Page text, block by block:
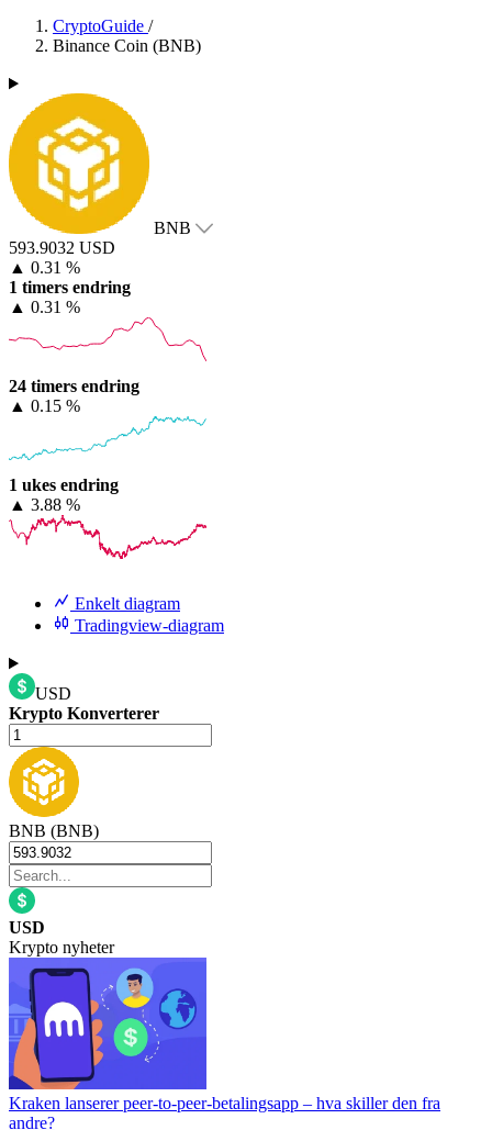
CryptoGuide /
Binance Coin (BNB)
BNB
593.9032 USD
▲ 0.31 %
1 timers endring
▲ 0.31 %
24 timers endring
▲ 0.15 %
1 ukes endring
▲ 3.88 %
Enkelt diagram
Tradingview-diagram
USD
Krypto Konverterer
BNB (BNB)
USD
Krypto nyheter
Kraken lanserer peer-to-peer-betalingsapp – hva skiller den fra
andre?